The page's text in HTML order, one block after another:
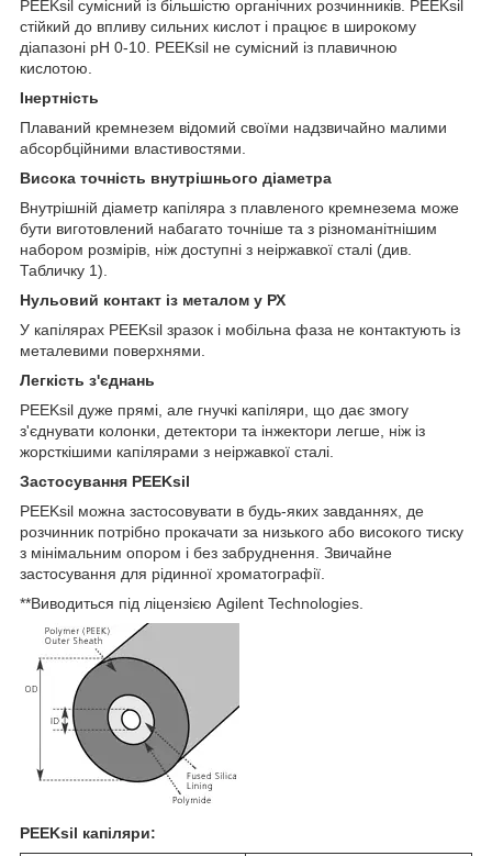
PEEKsil сумісний із більшістю органічних розчинників. PEEKsil
стійкий до впливу сильних кислот і працює в широкому
діапазоні pH 0-10. PEEKsil не сумісний із плавичною
кислотою.
Інертність
Плаваний кремнезем відомий своїми надзвичайно малими
абсорбційними властивостями.
Висока точність внутрішнього діаметра
Внутрішній діаметр капіляра з плавленого кремнезема може
бути виготовлений набагато точніше та з різноманітнішим
набором розмірів, ніж доступні з неіржавкої сталі (див.
Табличку 1).
Нульовий контакт із металом у РХ
У капілярах PEEKsil зразок і мобільна фаза не контактують із
металевими поверхнями.
Легкість з'єднань
PEEKsil дуже прямі, але гнучкі капіляри, що дає змогу
з'єднувати колонки, детектори та інжектори легше, ніж із
жорсткішими капілярами з неіржавкої сталі.
Застосування PEEKsil
PEEKsil можна застосовувати в будь-яких завданнях, де
розчинник потрібно прокачати за низького або високого тиску
з мінімальним опором і без забруднення. Звичайне
застосування для рідинної хроматографії.
**Виводиться під ліцензією Agilent Technologies.
PEEKsil капіляри: